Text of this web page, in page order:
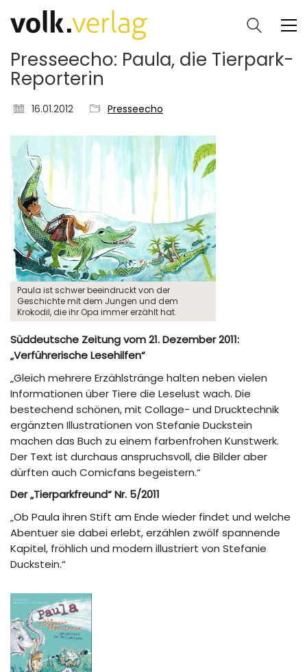
Presseecho: Paula, die Tierpark-
Reporterin
16.01.2012 Presseecho
Paula ist schwer beeindruckt von der
Geschichte mit dem Jungen und dem
Krokodil, die ihr Opa immer erzählt hat.
Süddeutsche Zeitung vom 21. Dezember 2011:
„Verführerische Lesehilfen“
„Gleich mehrere Erzählstränge halten neben vielen
Informationen über Tiere die Leselust wach. Die
bestechend schönen, mit Collage- und Drucktechnik
ergänzten Illustrationen von Stefanie Duckstein
machen das Buch zu einem farbenfrohen Kunstwerk.
Der Text ist durchaus anspruchsvoll, die Bilder aber
dürften auch Comicfans begeistern.“
Der „Tierparkfreund“ Nr. 5/2011
„Ob Paula ihren Stift am Ende wieder findet und welche
Abentuer sie dabei erlebt, erzählen zwölf spannende
Kapitel, fröhlich und modern illustriert von Stefanie
Duckstein.“